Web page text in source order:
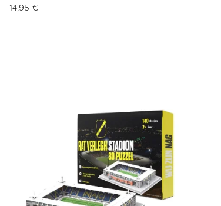
14,95 €